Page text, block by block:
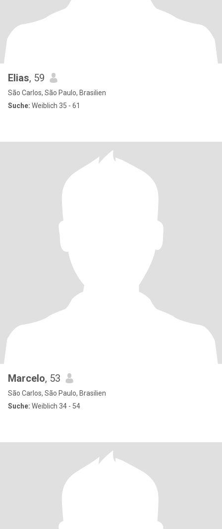
Elias, 59
São Carlos, São Paulo, Brasilien
Suche: Weiblich 35 - 61
Marcelo, 53
São Carlos, São Paulo, Brasilien
Suche: Weiblich 34 - 54